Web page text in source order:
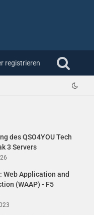
registrieren
des QSO4YOU Tech
3 Servers
Web Application and
(WAAP) - F5